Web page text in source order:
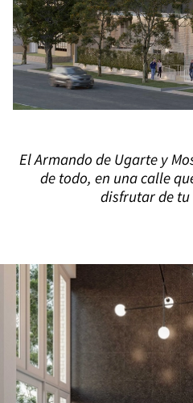
El Armando de Ugarte y
de todo, en una calle
disfrutar de